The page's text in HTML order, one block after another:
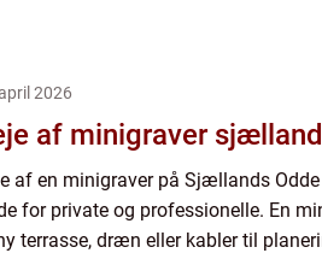
2026
af minigraver
af en minigraver på Sjællands
for private og professionelle. En
terrasse, dræn eller kabler til